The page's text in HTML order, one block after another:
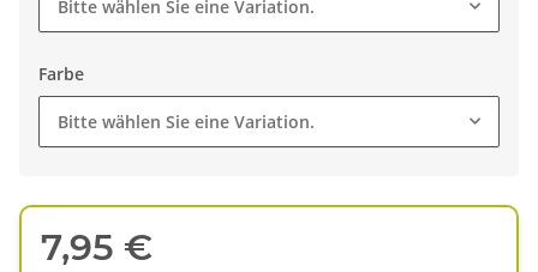
Bitte wählen Sie eine Variation.
Farbe
Bitte wählen Sie eine Variation.
7,95 €